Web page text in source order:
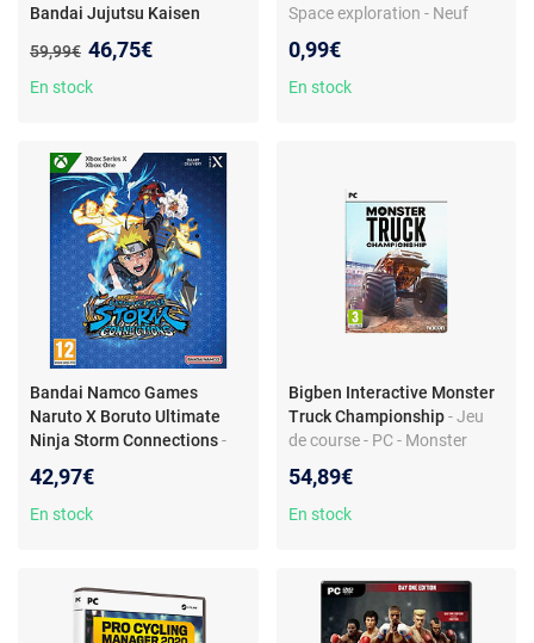
Bandai Jujutsu Kaisen
2D - Premier jeu Jujutsu
Kaisen - Combats en arène -
Ancien prix :
59,99€ Nouveau prix :
46,75€
En stock
Space exploration - Neuf
0,99€
En stock
Bandai Namco Games
Naruto X Boruto Ultimate
Ninja Storm Connections-
Naruto - Personnages
légendaires
42,97€
En stock
Bigben Interactive Monster
Truck Championship - Jeu
de course - PC - Monster
spectaculaires
54,89€
En stock